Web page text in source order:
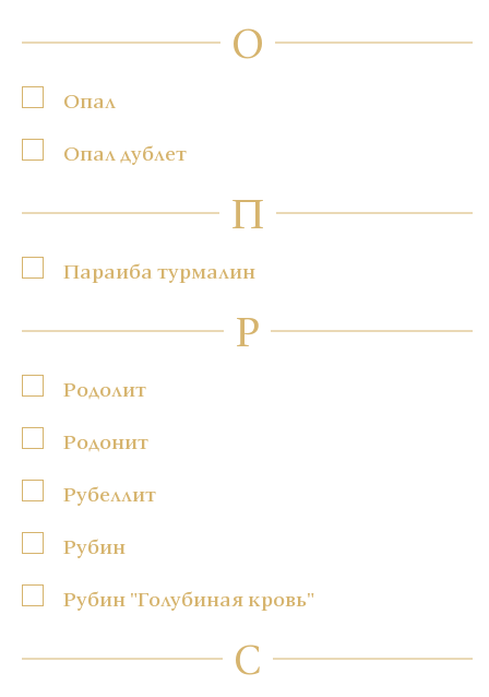
О
Опал
Опал дублет
П
Параиба турмалин
Р
Родолит
Родонит
Рубеллит
Рубин
Рубин "Голубиная кровь"
С